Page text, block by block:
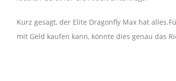
Kurz gesagt, der Elite Dragonfly Max hat
mit Geld kaufen kann, könnte dies genau das